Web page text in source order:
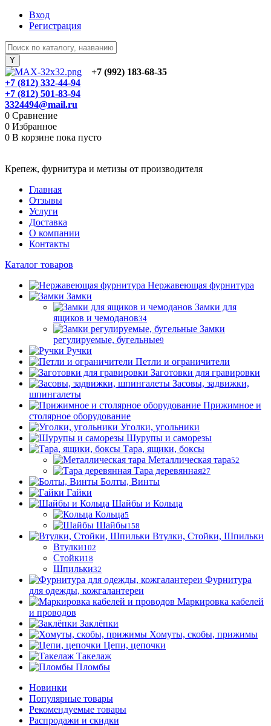
Вход
Регистрация
+7 (992) 183-68-35
+7 (812) 332-44-94
+7 (812) 501-83-94
3324494@mail.ru
0 Сравнение
0 Избранное
0 В корзине пока пусто
Крепеж, фурнитура и метизы от производителя
Главная
Отзывы
Услуги
Доставка
О компании
Контакты
Каталог товаров
Нержавеющая фурнитура
Замки
Замки для
ящиков и чемоданов34
Замки
регулируемые, бугельные9
Ручки
Петли и ограничители
Заготовки для гравировки
Засовы, задвижки,
шпингалеты
Прижимное и
столярное оборудование
Уголки, угольники
Шурупы и саморезы
Тара, ящики, боксы
Металлическая тара52
Тара деревянная27
Болты, Винты
Гайки
Шайбы и Кольца
Кольца5
Шайбы158
Втулки, Стойки, Шпильки
Втулки102
Стойки18
Шпильки32
Фурнитура
для одежды, кожгалантереи
Маркировка кабелей
и проводов
Заклёпки
Хомуты, скобы, прижимы
Цепи, цепочки
Такелаж
Пломбы
Новинки
Популярные товары
Рекомендуемые товары
Распродажи и скидки